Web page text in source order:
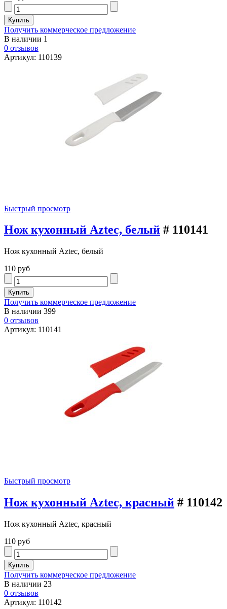
Получить коммерческое предложение
В наличии 1
0 отзывов
Артикул: 110139
Быстрый просмотр
Нож кухонный Aztec, белый # 110141
Нож кухонный Aztec, белый
110 руб
Получить коммерческое предложение
В наличии 399
0 отзывов
Артикул: 110141
Быстрый просмотр
Нож кухонный Aztec, красный # 110142
Нож кухонный Aztec, красный
110 руб
Получить коммерческое предложение
В наличии 23
0 отзывов
Артикул: 110142